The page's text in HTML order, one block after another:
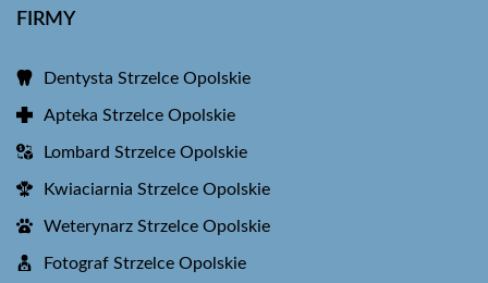
FIRMY
Dentysta Strzelce Opolskie
Apteka Strzelce Opolskie
Lombard Strzelce Opolskie
Kwiaciarnia Strzelce Opolskie
Weterynarz Strzelce Opolskie
Fotograf Strzelce Opolskie